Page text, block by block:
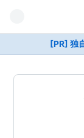
[PR] 独